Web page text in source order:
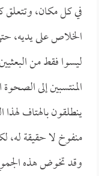
في كل مكان، وتتعلق
الخلاص على يديه،
ليسوا فقط من
المنتسبين إلى
ينطلقون بالهتاف
منفوخ لا حقيقة
وقد تخوض هذه